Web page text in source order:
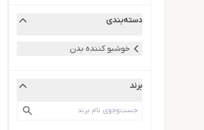
دسته‌بندی
خوشبو کننده بدن
برند